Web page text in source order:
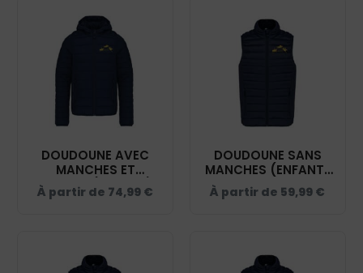
DOUDOUNE AVEC
MANCHES ET
CAPUCHE (ENFANT) -
SEGREQUITATION -
À partir de 74,99 €
DOUDOUNE SANS
MANCHES (ENFANT)
- SEGREQUITATION -
NAVY - K6115
À partir de 59,99 €